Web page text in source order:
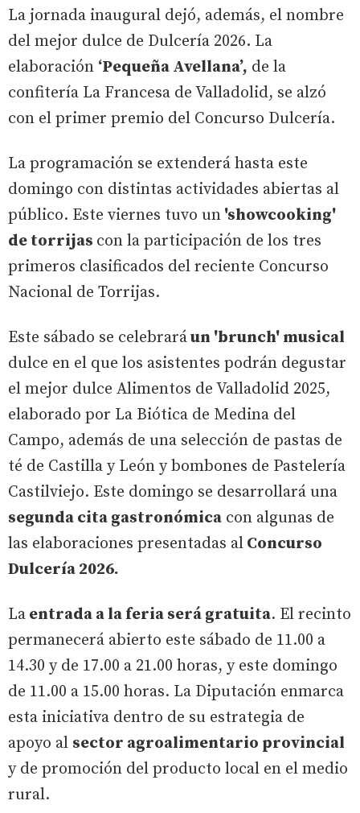
La jornada inaugural dejó, además, el nombre
del mejor dulce de Dulcería 2026. La
elaboración ‘Pequeña Avellana’, de la
confitería La Francesa de Valladolid, se alzó
con el primer premio del Concurso Dulcería.
La programación se extenderá hasta este
domingo con distintas actividades abiertas al
público. Este viernes tuvo un 'showcooking'
de torrijas con la participación de los tres
primeros clasificados del reciente Concurso
Nacional de Torrijas.
Este sábado se celebraráun 'brunch' musical
dulce en el que los asistentes podrán degustar
el mejor dulce Alimentos de Valladolid 2025,
elaborado por La Biótica de Medina del
Campo, además de una selección de pastas de
té de Castilla y León y bombones de Pastelería
Castilviejo. Este domingo se desarrollará una
segunda cita gastronómica con algunas de
las elaboraciones presentadas al Concurso
Dulcería 2026.
La entrada a la feria será gratuita. El recinto
permanecerá abierto este sábado de 11.00 a
14.30 y de 17.00 a 21.00 horas, y este domingo
de 11.00 a 15.00 horas. La Diputación enmarca
esta iniciativa dentro de su estrategia de
apoyo al sector agroalimentario provincial
y de promoción del producto local en el medio
rural.